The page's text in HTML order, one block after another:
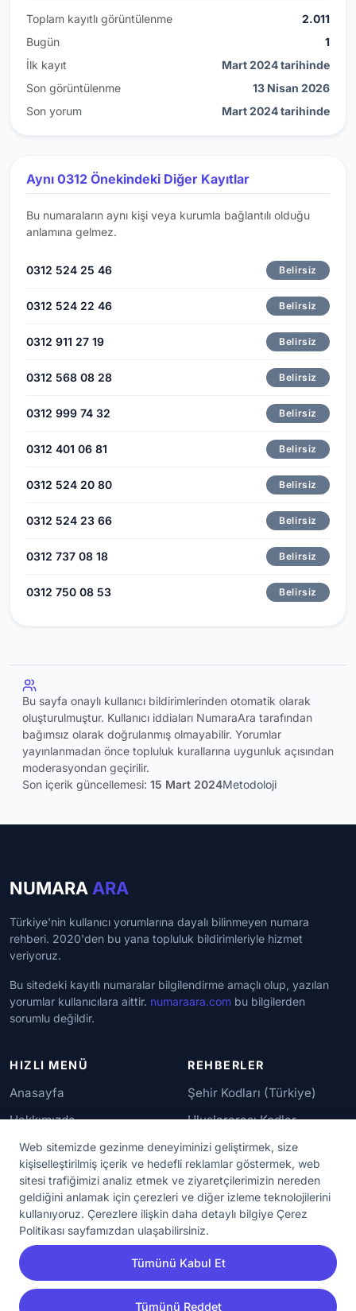
Web sitemizde gezinme deneyiminizi geliştirmek, size
kişiselleştirilmiş içerik ve hedefli reklamlar göstermek, web
sitesi trafiğimizi analiz etmek ve ziyaretçilerimizin nereden
geldiğini anlamak için çerezleri ve diğer izleme teknolojilerini
kullanıyoruz. Çerezlere ilişkin daha detaylı bilgiye Çerez
Politikası sayfamızdan ulaşabilirsiniz.
Tümünü Kabul Et
Tümünü Reddet
Toplam kayıtlı görüntülenme
2.011
Bugün
1
İlk kayıt
Mart 2024 tarihinde
Son görüntülenme
13 Nisan 2026
Son yorum
Mart 2024 tarihinde
Aynı 0312 Önekindeki Diğer Kayıtlar
Bu numaraların aynı kişi veya kurumla bağlantılı olduğu
anlamına gelmez.
0312 524 25 46 Belirsiz
0312 524 22 46 Belirsiz
0312 911 27 19 Belirsiz
0312 568 08 28 Belirsiz
0312 999 74 32 Belirsiz
0312 401 06 81 Belirsiz
0312 524 20 80 Belirsiz
0312 524 23 66 Belirsiz
0312 737 08 18 Belirsiz
0312 750 08 53 Belirsiz
Bu sayfa onaylı kullanıcı bildirimlerinden otomatik olarak
oluşturulmuştur. Kullanıcı iddiaları NumaraAra tarafından
bağımsız olarak doğrulanmış olmayabilir. Yorumlar
yayınlanmadan önce topluluk kurallarına uygunluk açısından
moderasyondan geçirilir.
Son içerik güncellemesi: 15 Mart 2024Metodoloji
NUMARA ARA
Türkiye'nin kullanıcı yorumlarına dayalı bilinmeyen numara
rehberi. 2020'den bu yana topluluk bildirimleriyle hizmet
veriyoruz.
Bu sitedeki kayıtlı numaralar bilgilendirme amaçlı olup, yazılan
yorumlar kullanıcılara aittir. numaraara.com bu bilgilerden
sorumlu değildir.
HIZLI MENÜ
Anasayfa
Hakkımızda
İletişim
REHBERLER
Şehir Kodları (Türkiye)
Uluslararası Kodlar
Güvenilir Numaralar
YASAL KORUMA
Kullanım Koşulları
Gizlilik Sözleşmesi
KVKK Aydınlatma Metni
Çerez Ayarları